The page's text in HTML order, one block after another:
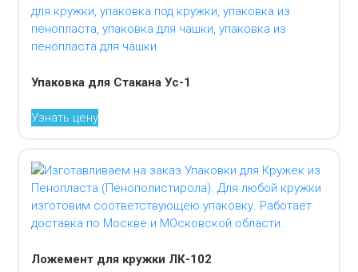
Упаковка для Стакана Ус-1
Узнать цену
Ложемент для кружки ЛК-102